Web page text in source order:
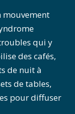
mouvement
qui y
des cafés,
de nuit à
de tables,
pour diffuser